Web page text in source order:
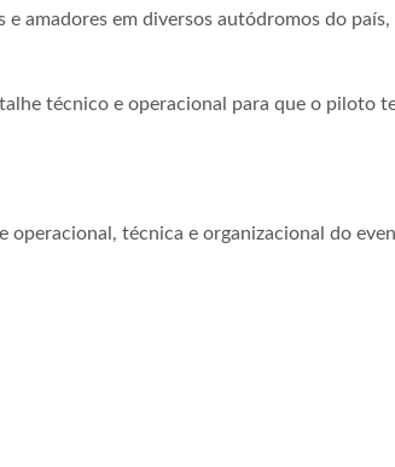
amadores em diversos autódromos do
técnico e operacional para que o piloto
técnica e organizacional do